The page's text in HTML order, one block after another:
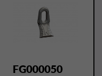
FG000050